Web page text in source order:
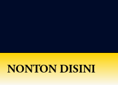
NONTON DISINI